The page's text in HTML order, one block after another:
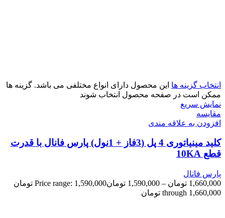
انتخاب گزینه ها این محصول دارای انواع مختلفی می باشد. گزینه ها
ممکن است در صفحه محصول انتخاب شوند
نمایش سریع
مقايسه
افزودن به علاقه مندی
کلید مینیاتوری 4 پل (3فاز + 1نول) پارس فانال با قدرت
قطع 10KA
پارس فانال
1,660,000 تومان –
1,590,000 تومان
Price range: 1,590,000 تومان
through 1,660,000 تومان